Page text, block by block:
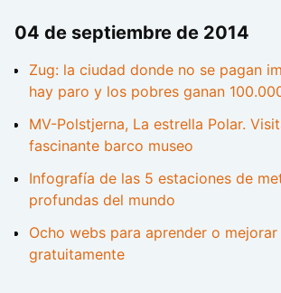
04 de septiembre de 2014
Zug: la ciudad donde no se pagan
hay paro y los pobres ganan
MV-Polstjerna, La estrella Polar.
fascinante barco museo
Infografía de las 5 estaciones de
profundas del mundo
Ocho webs para aprender o
gratuitamente